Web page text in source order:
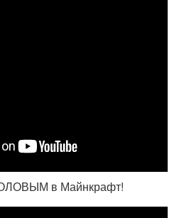
в Майнкрафт!